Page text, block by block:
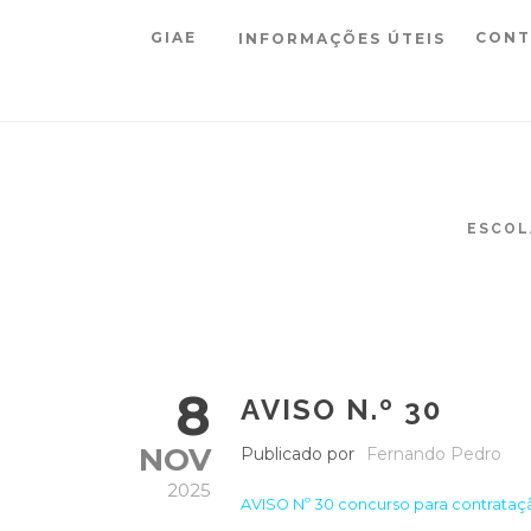
GIAE INFORMAÇÕES ÚTEIS
8
NOV
2025
AVISO N.º 30
Publicado por Fernando Pedro
AVISO Nº 30 concurso para